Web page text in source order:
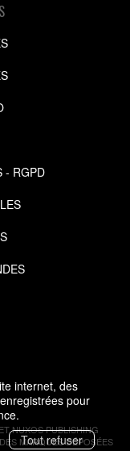
internet, des
pour
Tout refuser
- RGPD
NUXOS PUBLISHING
MARQUES DÉPOSÉES